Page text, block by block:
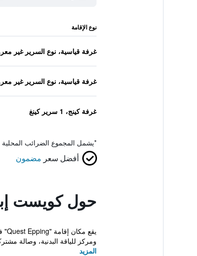
نوع الإقامة
غرفة قياسية، نوع السرير غير
غرفة قياسية، نوع السرير غير
غرفة كينج، 1 سرير كينغ
*يشمل المجموع الضرائب
أفضل سعر مضمون
حول كويست
ومركز للياقة البدنية، وصالة
المزيد